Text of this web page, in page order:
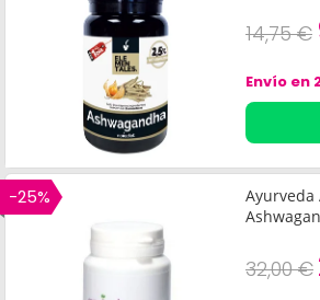
digestiva
14,75 €
Envío en
-25%
32,00 €